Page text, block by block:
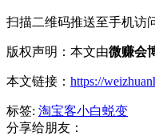
扫描二维码推送至手机访
版权声明：本文由微赚会
本文链接： https://
标签: 淘宝客小白蜕变
分享给朋友：